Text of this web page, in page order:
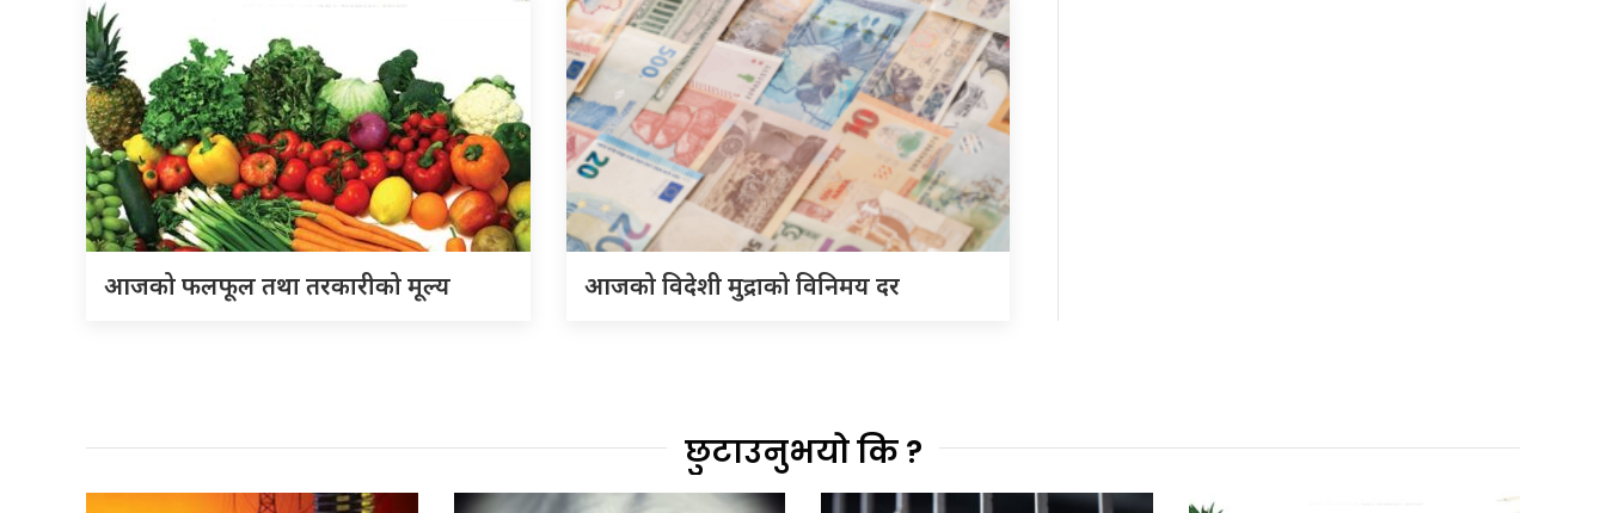
आजको फलफूल तथा तरकारीको मूल्य आजको विदेशी मुद्राको विनिमय दर
छुटाउनुभयो कि ?